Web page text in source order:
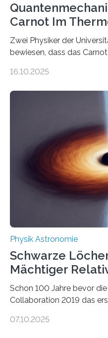
Carnot Im
Zwei Physiker der
bewiesen, dass das
Größenordnung von
Quantenmotoren
Wissenschaftsjournal
die Herleitung. (DOI:
Verbrennungsmotoren
Wärmekraftmaschinen:
Energie in mechanische
ausgedrückt, Wärme in
quantenmechanischen
16.10.2025
Physik Astronomie
Schwarze
Mächtiger
Schon 100 Jahre bevor
Collaboration 2019 das
hatte der Astronom Heber
07.10.2025